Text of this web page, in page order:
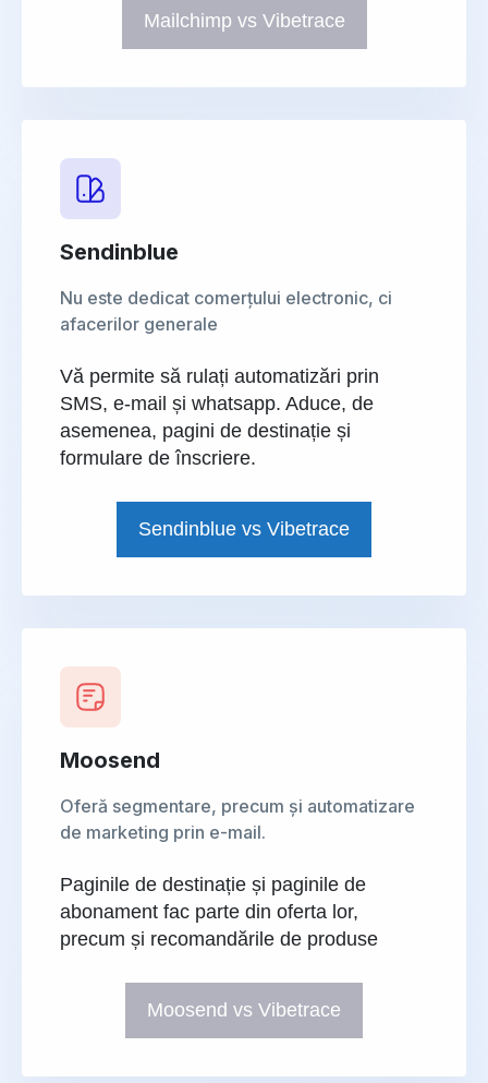
Mailchimp vs Vibetrace
Sendinblue
Nu este dedicat comerțului electronic, ci
afacerilor generale
Vă permite să rulați automatizări prin
SMS, e-mail și whatsapp. Aduce, de
asemenea, pagini de destinație și
formulare de înscriere.
Sendinblue vs Vibetrace
Moosend
Oferă segmentare, precum și automatizare
de marketing prin e-mail.
Paginile de destinație și paginile de
abonament fac parte din oferta lor,
precum și recomandările de produse
Moosend vs Vibetrace